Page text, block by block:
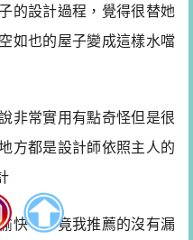
的設計過程，覺得很替她
如也的屋子變成這樣水噹
非常實用有點奇怪但是很
方都是設計師依照主人的
快，畢竟我推薦的沒有漏